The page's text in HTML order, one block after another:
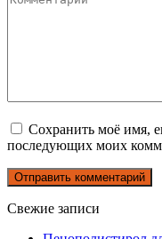
Сохранить моё имя,
последующих моих
Свежие записи